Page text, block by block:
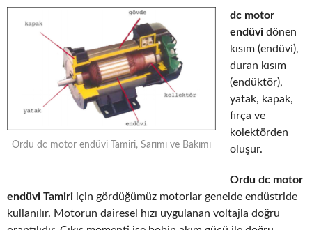
Ordu dc motor endüvi Tamiri, Sarımı ve Bakımı
dc motor
endüvi dönen
kısım (endüvi),
duran kısım
(endüktör),
yatak, kapak,
fırça ve
kolektörden
oluşur.
Ordu dc motor
endüvi Tamiri için gördüğümüz motorlar genelde endüstride
kullanılır. Motorun dairesel hızı uygulanan voltajla doğru